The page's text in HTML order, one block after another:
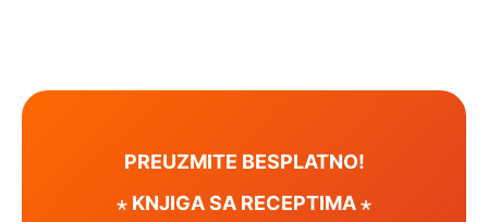
PREUZMITE BESPLATNO!
⋆ KNJIGA SA RECEPTIMA ⋆